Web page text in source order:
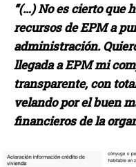
“(…) No es cierto que
recursos de EPM a
administración.
llegada a EPM mi
transparente, con
velando por el buen
financieros de la